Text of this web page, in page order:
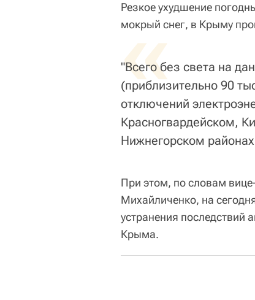
Резкое ухудшение
мокрый снег, в Крыму
«
"Всего без света на
(приблизительно 90
отключений
Красногвардейском,
Нижнегорском
При этом, по словам
Михайличенко, на
устранения последствий
Крыма.